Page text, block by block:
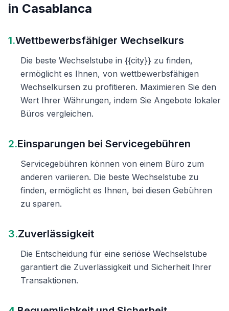
in Casablanca
1.Wettbewerbsfähiger Wechselkurs
Die beste Wechselstube in {{city}} zu finden,
ermöglicht es Ihnen, von wettbewerbsfähigen
Wechselkursen zu profitieren. Maximieren Sie den
Wert Ihrer Währungen, indem Sie Angebote lokaler
Büros vergleichen.
2.Einsparungen bei Servicegebühren
Servicegebühren können von einem Büro zum
anderen variieren. Die beste Wechselstube zu
finden, ermöglicht es Ihnen, bei diesen Gebühren
zu sparen.
3.Zuverlässigkeit
Die Entscheidung für eine seriöse Wechselstube
garantiert die Zuverlässigkeit und Sicherheit Ihrer
Transaktionen.